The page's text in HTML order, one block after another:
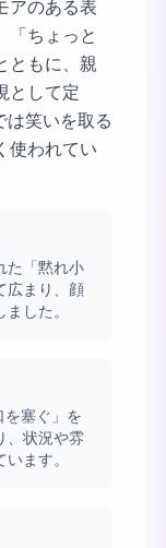
アのある表
「ちょっと
ともに、親
として定
は笑いを取る
使われてい
た「黙れ小
広まり、顔
した。
塞ぐ」を
、状況や雰
ます。